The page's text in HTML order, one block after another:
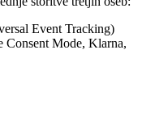
Event Tracking)
Consent Mode, Klarna,